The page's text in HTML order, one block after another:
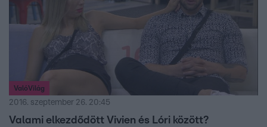
ValóVilág
2016. szeptember 26. 20:45
Valami elkezdődött Vivien és Lóri között?